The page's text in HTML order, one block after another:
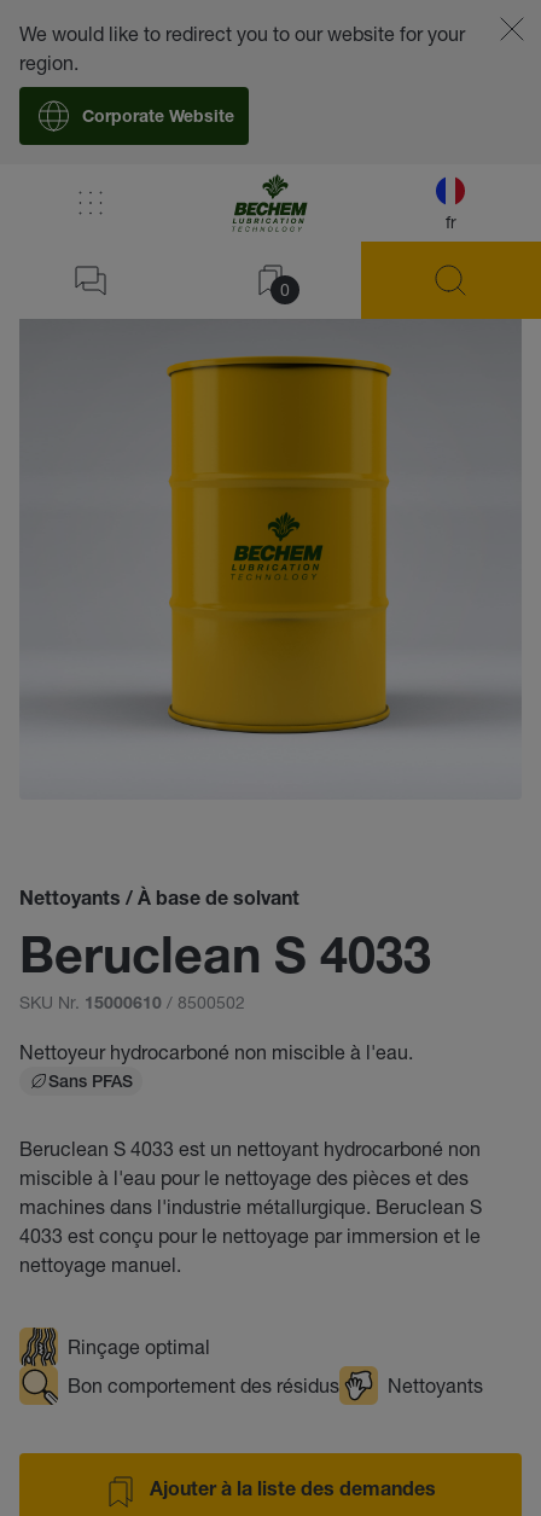
fr
0
We would like to redirect you to our website for your
region.
Corporate Website
Nettoyants / À base de solvant
Beruclean S 4033
SKU Nr. 15000610 / 8500502
Nettoyeur hydrocarboné non miscible à l'eau.
Sans PFAS
Beruclean S 4033 est un nettoyant hydrocarboné non
miscible à l'eau pour le nettoyage des pièces et des
machines dans l'industrie métallurgique. Beruclean S
4033 est conçu pour le nettoyage par immersion et le
nettoyage manuel.
Rinçage optimal
Bon comportement des résidus
Nettoyants
Ajouter à la liste des demandes